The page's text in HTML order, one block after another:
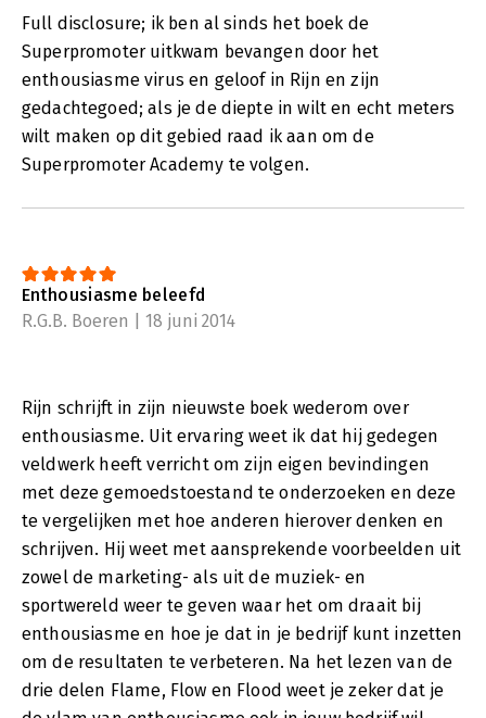
Full disclosure; ik ben al sinds het boek de
Superpromoter uitkwam bevangen door het
enthousiasme virus en geloof in Rijn en zijn
gedachtegoed; als je de diepte in wilt en echt meters
wilt maken op dit gebied raad ik aan om de
Superpromoter Academy te volgen.
Enthousiasme beleefd
R.G.B. Boeren | 18 juni 2014
Rijn schrijft in zijn nieuwste boek wederom over
enthousiasme. Uit ervaring weet ik dat hij gedegen
veldwerk heeft verricht om zijn eigen bevindingen
met deze gemoedstoestand te onderzoeken en deze
te vergelijken met hoe anderen hierover denken en
schrijven. Hij weet met aansprekende voorbeelden uit
zowel de marketing- als uit de muziek- en
sportwereld weer te geven waar het om draait bij
enthousiasme en hoe je dat in je bedrijf kunt inzetten
om de resultaten te verbeteren. Na het lezen van de
drie delen Flame, Flow en Flood weet je zeker dat je